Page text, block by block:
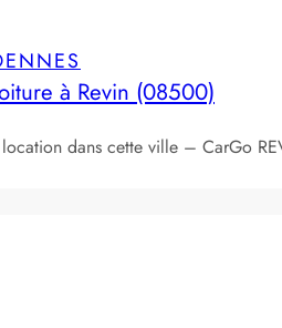
à Revin (08500)
dans cette ville – CarGo